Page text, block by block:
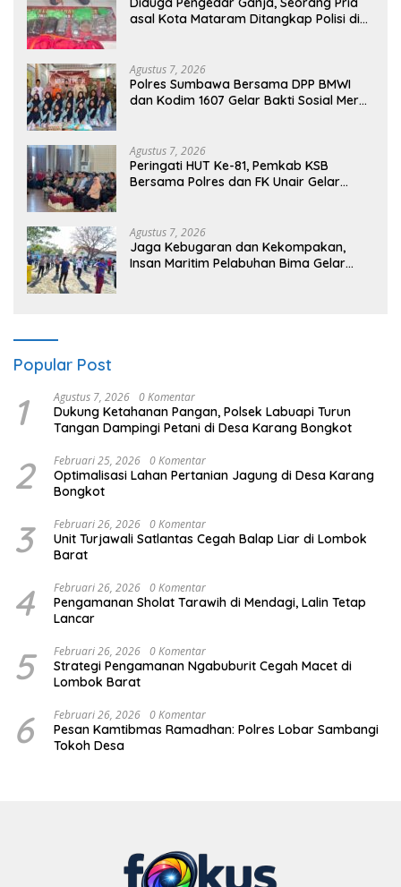
asal Kota Mataram Ditangkap Polisi di
Agustus 7, 2026
Polres Sumbawa Bersama DPP BMWI
dan Kodim 1607 Gelar Bakti Sosial Merah
Agustus 7, 2026
Peringati HUT Ke-81, Pemkab KSB
Bersama Polres dan FK Unair Gelar
Agustus 7, 2026
Jaga Kebugaran dan Kekompakan,
Insan Maritim Pelabuhan Bima Gelar
Popular Post
1 Agustus 7, 2026 0 Komentar
Dukung Ketahanan Pangan, Polsek Labuapi Turun
Tangan Dampingi Petani di Desa Karang Bongkot
2 Februari 25, 2026 0 Komentar
Optimalisasi Lahan Pertanian Jagung di Desa Karang
Bongkot
3 Februari 26, 2026 0 Komentar
Unit Turjawali Satlantas Cegah Balap Liar di Lombok
Barat
4 Februari 26, 2026 0 Komentar
Pengamanan Sholat Tarawih di Mendagi, Lalin Tetap
Lancar
5 Februari 26, 2026 0 Komentar
Strategi Pengamanan Ngabuburit Cegah Macet di
Lombok Barat
6 Februari 26, 2026 0 Komentar
Pesan Kamtibmas Ramadhan: Polres Lobar Sambangi
Tokoh Desa